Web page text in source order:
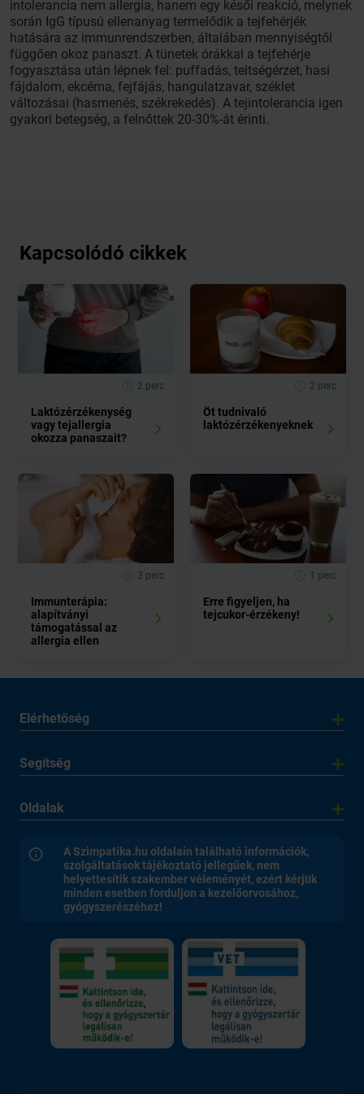
intolerancia nem allergia, hanem egy késői reakció, melynek
során IgG típusú ellenanyag termelődik a tejfehérjék
hatására az immunrendszerben, általában mennyiségtől
függően okoz panaszt. A tünetek órákkal a tejfehérje
fogyasztása után lépnek fel: puffadás, teltségérzet, hasi
fájdalom, ekcéma, fejfájás, hangulatzavar, széklet
változásai (hasmenés, székrekedés). A tejintolerancia igen
gyakori betegség, a felnőttek 20-30%-át érinti.
Kapcsolódó cikkek
2 perc
Laktózérzékenység
vagy tejallergia
okozza panaszait?
2 perc
Öt tudnivaló
laktózérzékenyeknek
3 perc
Immunterápia:
alapítványi
támogatással az
allergia ellen
1 perc
Erre figyeljen, ha
tejcukor-érzékeny!
Elérhetőség
Segítség
Oldalak
A Szimpatika.hu oldalain található információk,
szolgáltatások tájékoztató jellegűek, nem
helyettesítik szakember véleményét, ezért kérjük
minden esetben forduljon a kezelőorvosához,
gyógyszerészéhez!